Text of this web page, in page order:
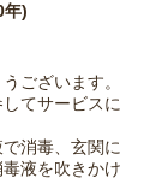
年)
ございます。
てサービスに
消毒、玄関に
液を吹きかけ